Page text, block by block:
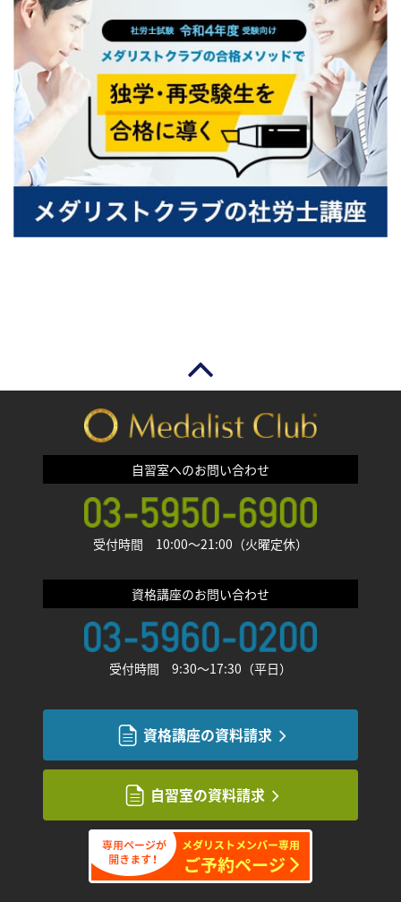
自習室へのお問い合わせ
受付時間 10:00〜21:00（火曜定休）
資格講座のお問い合わせ
受付時間 9:30〜17:30（平日）
資格講座の資料請求
自習室の資料請求